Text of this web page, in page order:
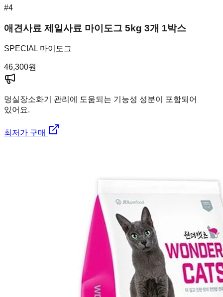
#4
애견사료 제일사료 마이도그 5kg 3개 1박스
SPECIAL 마이도그
46,300원
멍실장소화기 관리에 도움되는 기능성 성분이 포함되어
있어요.
최저가 구매